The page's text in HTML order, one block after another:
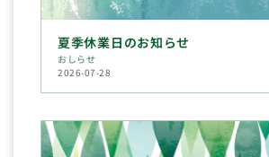
夏季休業日のお知らせ
おしらせ
2026-07-28